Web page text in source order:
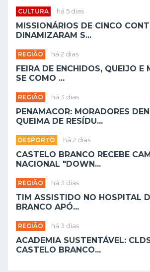
CULTURA há 5 dias
MISSIONÁRIOS DE CINCO
DINAMIZARAM S...
REGIÃO há 2 dias
FEIRA DE ENCHIDOS, QUEIJO E
SE COMO ...
REGIÃO há 3 dias
PENAMACOR: MORADORES
QUEIMA DE RESÍDU...
DESPORTO há 2 dias
CASTELO BRANCO RECEBE
NACIONAL "DOWN...
REGIÃO há 3 dias
TIM ASSISTIDO NO HOSPITAL
BRANCO APÓ...
REGIÃO há 3 dias
ACADEMIA SUSTENTÁVEL:
CASTELO BRANCO...